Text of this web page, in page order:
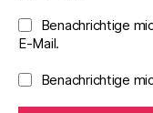
Benachrichtige
E-Mail.
Benachrichtige